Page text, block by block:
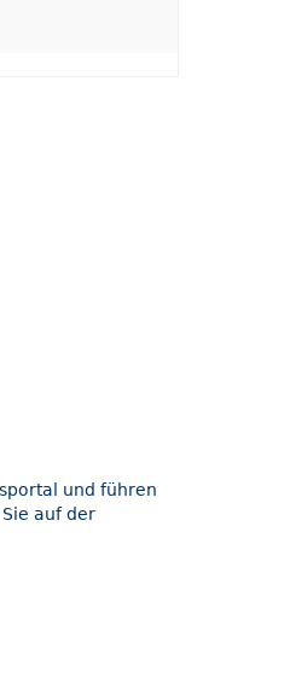
und führen
auf der